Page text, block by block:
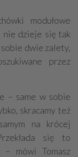
modułowe
nie dzieje się tak
sobie dwie zalety,
przez
– same w sobie
skracamy też
na krócej
się to
– mówi Tomasz